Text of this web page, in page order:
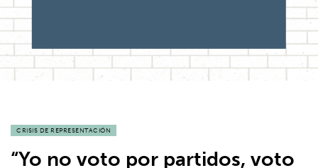
CRISIS DE REPRESENTACIÓN
“Yo no voto por partidos, voto